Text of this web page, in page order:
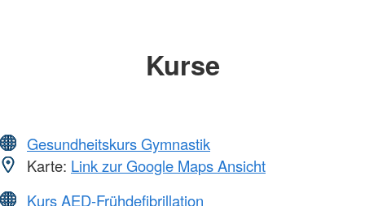
Kurse
Gesundheitskurs Gymnastik
Karte: Link zur Google Maps Ansicht
Kurs AED-Frühdefibrillation